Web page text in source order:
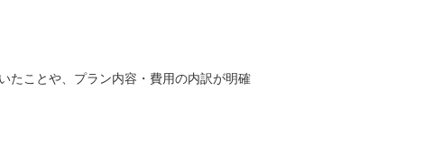
たことや、プラン内容・費用の内訳が明確